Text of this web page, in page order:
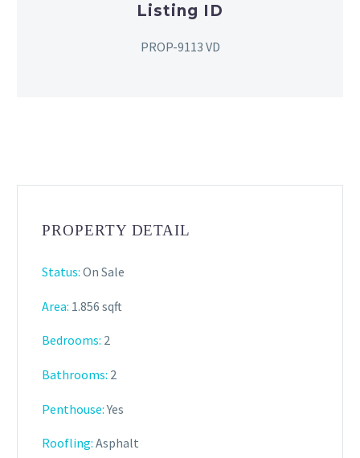
Listing ID
PROP-9113 VD
PROPERTY DETAIL
Status: On Sale
Area: 1.856 sqft
Bedrooms: 2
Bathrooms: 2
Penthouse:Yes
Roofling: Asphalt